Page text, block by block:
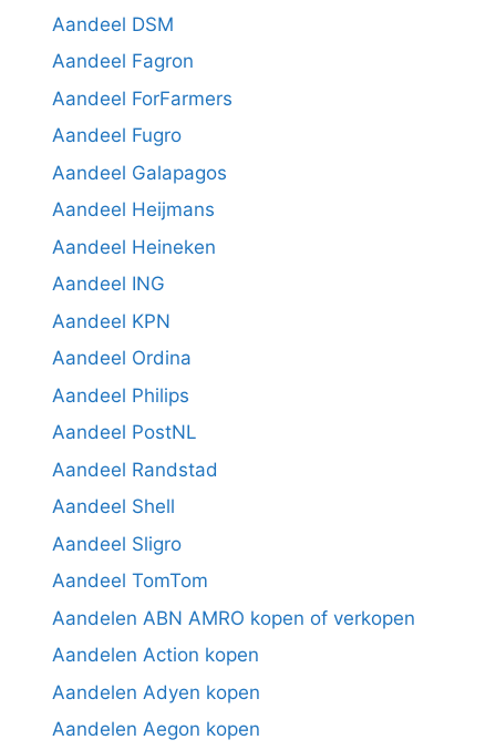
Aandeel DSM
Aandeel Fagron
Aandeel ForFarmers
Aandeel Fugro
Aandeel Galapagos
Aandeel Heijmans
Aandeel Heineken
Aandeel ING
Aandeel KPN
Aandeel Ordina
Aandeel Philips
Aandeel PostNL
Aandeel Randstad
Aandeel Shell
Aandeel Sligro
Aandeel TomTom
Aandelen ABN AMRO kopen of verkopen
Aandelen Action kopen
Aandelen Adyen kopen
Aandelen Aegon kopen